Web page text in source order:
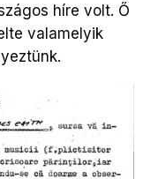
híre volt. Ő
valamelyik